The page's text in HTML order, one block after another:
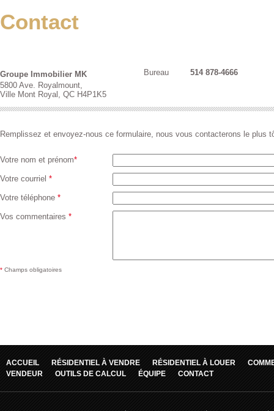
Contact
Groupe Immobilier MK
5800 Ave. Royalmount,
Ville Mont Royal, QC H4P1K5
Bureau 514 878-4666
Remplissez et envoyez-nous ce formulaire, nous vous contacterons le plus
Votre nom et prénom*
Votre courriel *
Votre téléphone *
Vos commentaires *
* Champs obligatoires
ACCUEIL RÉSIDENTIEL À VENDRE RÉSIDENTIEL À LOUER
VENDEUR
OUTILS DE CALCUL ÉQUIPE CONTACT